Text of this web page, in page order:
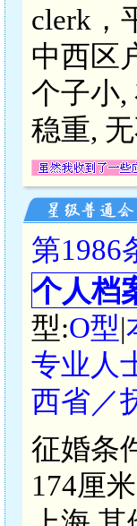
clerk，
中西区
个子小,
稳重,
第1986
个人档
型:O型|
专业人
西省／
征婚条
174厘